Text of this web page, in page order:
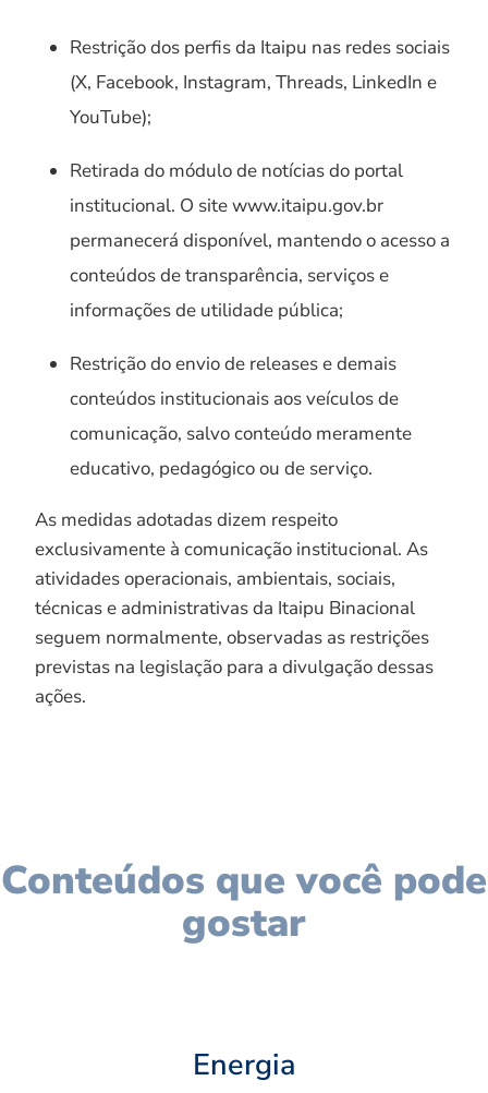
Restrição dos perfis da Itaipu nas redes sociais
(X, Facebook, Instagram, Threads, LinkedIn e
YouTube);
Retirada do módulo de notícias do portal
institucional. O site www.itaipu.gov.br
permanecerá disponível, mantendo o acesso a
conteúdos de transparência, serviços e
informações de utilidade pública;
Restrição do envio de releases e demais
conteúdos institucionais aos veículos de
comunicação, salvo conteúdo meramente
educativo, pedagógico ou de serviço.
As medidas adotadas dizem respeito
exclusivamente à comunicação institucional. As
atividades operacionais, ambientais, sociais,
técnicas e administrativas da Itaipu Binacional
seguem normalmente, observadas as restrições
previstas na legislação para a divulgação dessas
ações.
Conteúdos que você pode
gostar
Energia